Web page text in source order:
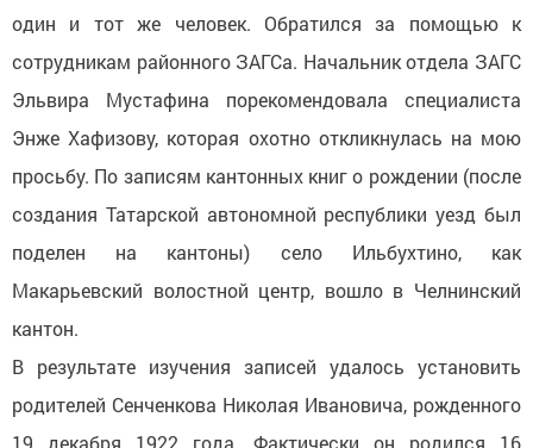
один и тот же человек. Обратился за помощью к
сотрудникам районного ЗАГСа. Начальник отдела ЗАГС
Эльвира Мустафина порекомендовала специалиста
Энже Хафизову, которая охотно откликнулась на мою
просьбу. По записям кантонных книг о рождении (после
создания Татарской автономной республики уезд был
поделен на кантоны) село Ильбухтино, как
Макарьевский волостной центр, вошло в Челнинский
кантон.
В результате изучения записей удалось установить
родителей Сенченкова Николая Ивановича, рожденного
19 декабря 1922 года. Фактически он родился 16